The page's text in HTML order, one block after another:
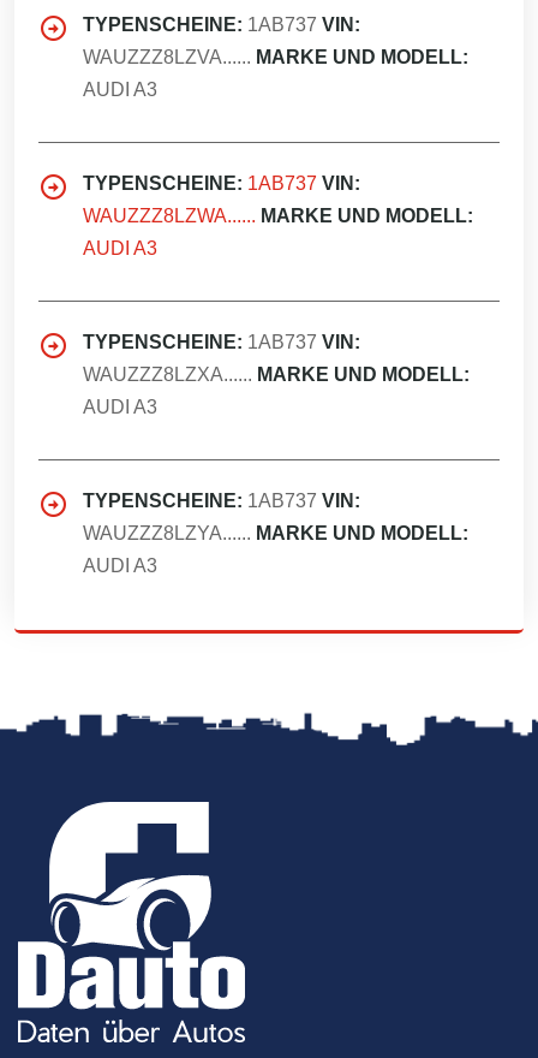
TYPENSCHEINE: 1AB737 VIN:
WAUZZZ8LZVA...... MARKE UND MODELL:
AUDI A3
TYPENSCHEINE: 1AB737 VIN:
WAUZZZ8LZWA...... MARKE UND MODELL:
AUDI A3
TYPENSCHEINE: 1AB737 VIN:
WAUZZZ8LZXA...... MARKE UND MODELL:
AUDI A3
TYPENSCHEINE: 1AB737 VIN:
WAUZZZ8LZYA...... MARKE UND MODELL:
AUDI A3